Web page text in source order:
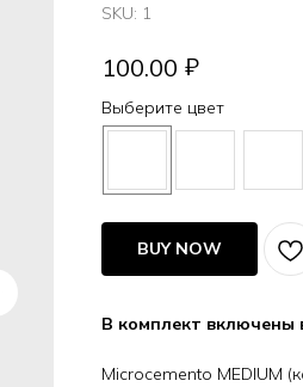
SKU: 1
100.00 ₽
Выберите цвет
BUY NOW
В комплект включены
Microcemento MEDIUM